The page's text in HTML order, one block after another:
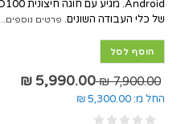
של כלי העבודה השונים. פרטים נוספים..
הוסף לסל
7,900.00 ₪
5,990.00 ₪
החל מ: 5,300.00 ₪